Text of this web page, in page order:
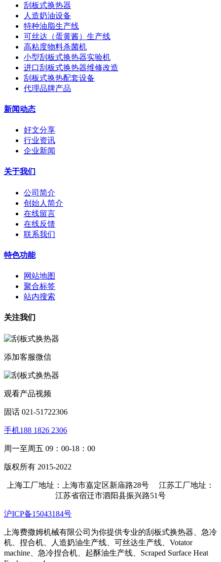
刮板式换热器
人造奶油设备
特种油脂生产线
可丝达（蛋黄酱）生产线
高粘度物料杀菌机
小型刮板式换热器实验机
进口刮板式换热器维修改造
刮板式换热配套设备
代理品牌产品
新闻动态
好文分享
行业资讯
企业新闻
关于我们
公司简介
创始人简介
在线留言
在线反馈
联系我们
特色功能
网站地图
聚合标签
站内搜索
关注我们
添加客服微信
观看产品视频
固话 021-51722306
手机188 1826 2306
周一至周五 09：00-18：00
版权所有 2015-2022
上海工厂地址：上海市嘉定区新庙路28号 江苏工厂地址：
江苏省宿迁市泗阳县振兴路51号
沪ICP备15043184号
上海费撒姆机械有限公司为你提供专业的刮板式换热器、急冷
机、捏合机、人造奶油生产线、可丝达生产线、Votator
machine、急冷捏合机、起酥油生产线、Scraped Surface Heat